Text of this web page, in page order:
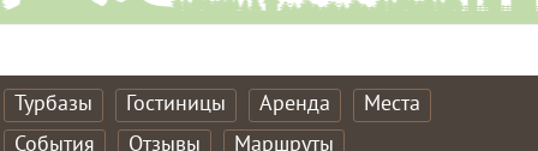
Турбазы Гостиницы Аренда
Места